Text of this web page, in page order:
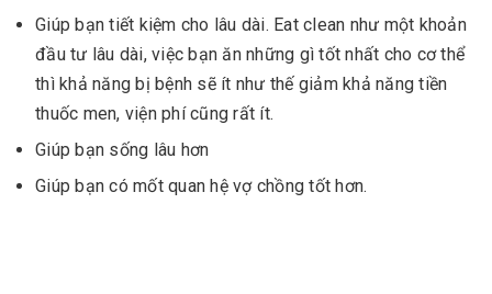
Giúp bạn tiết kiệm cho lâu dài. Eat clean như một khoản
đầu tư lâu dài, việc bạn ăn những gì tốt nhất cho cơ thể
thì khả năng bị bệnh sẽ ít như thế giảm khả năng tiền
thuốc men, viện phí cũng rất ít.
Giúp bạn sống lâu hơn
Giúp bạn có mốt quan hệ vợ chồng tốt hơn.